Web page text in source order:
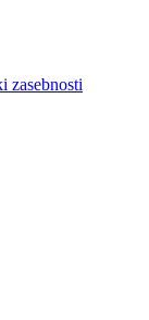
zasebnosti